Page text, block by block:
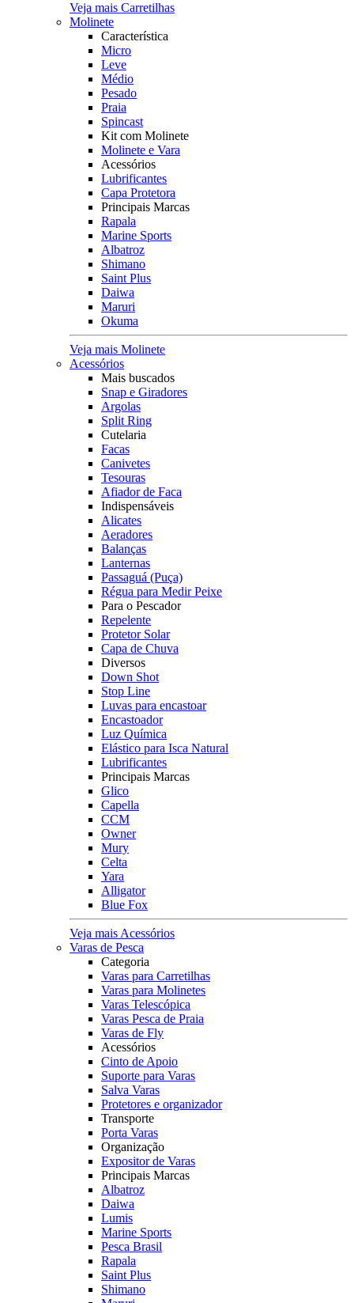
Veja mais Carretilhas
Molinete
Característica
Micro
Leve
Médio
Pesado
Praia
Spincast
Kit com Molinete
Molinete e Vara
Acessórios
Lubrificantes
Capa Protetora
Principais Marcas
Rapala
Marine Sports
Albatroz
Shimano
Saint Plus
Daiwa
Maruri
Okuma
Veja mais Molinete
Acessórios
Mais buscados
Snap e Giradores
Argolas
Split Ring
Cutelaria
Facas
Canivetes
Tesouras
Afiador de Faca
Indispensáveis
Alicates
Aeradores
Balanças
Lanternas
Passaguá (Puça)
Régua para Medir Peixe
Para o Pescador
Repelente
Protetor Solar
Capa de Chuva
Diversos
Down Shot
Stop Line
Luvas para encastoar
Encastoador
Luz Química
Elástico para Isca Natural
Lubrificantes
Principais Marcas
Glico
Capella
CCM
Owner
Mury
Celta
Yara
Alligator
Blue Fox
Veja mais Acessórios
Varas de Pesca
Categoria
Varas para Carretilhas
Varas para Molinetes
Varas Telescópica
Varas Pesca de Praia
Varas de Fly
Acessórios
Cinto de Apoio
Suporte para Varas
Salva Varas
Protetores e organizador
Transporte
Porta Varas
Organização
Expositor de Varas
Principais Marcas
Albatroz
Daiwa
Lumis
Marine Sports
Pesca Brasil
Rapala
Saint Plus
Shimano